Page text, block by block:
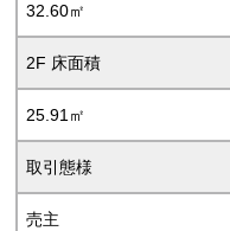
32.60㎡
2F 床面積
25.91㎡
取引態様
売主